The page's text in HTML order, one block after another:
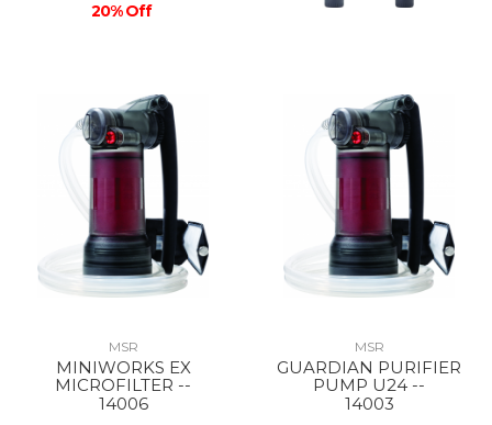
20% Off
MSR
MINIWORKS EX
MICROFILTER --
14006
MSR
GUARDIAN PURIFIER
PUMP U24 --
14003